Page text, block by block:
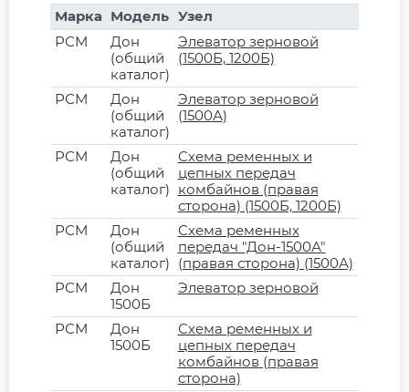
Марка Модель Узел
РСМ
Дон
(общий
каталог)
Элеватор зерновой
(1500Б, 1200Б)
РСМ
Дон
(общий
каталог)
Элеватор зерновой
(1500А)
РСМ
Дон
(общий
каталог)
Схема ременных и
цепных передач
комбайнов (правая
сторона) (1500Б, 1200Б)
РСМ
Дон
(общий
каталог)
Схема ременных
передач "Дон-1500А"
(правая сторона) (1500А)
РСМ
Дон
1500Б
Элеватор зерновой
РСМ
Дон
1500Б
Схема ременных и
цепных передач
комбайнов (правая
сторона)